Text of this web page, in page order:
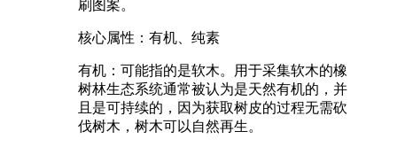
刷图案。
核心属性：有机、纯素
有机：可能指的是软木。用于采集软木的橡
树林生态系统通常被认为是天然有机的，并
且是可持续的，因为获取树皮的过程无需砍
伐树木，树木可以自然再生。